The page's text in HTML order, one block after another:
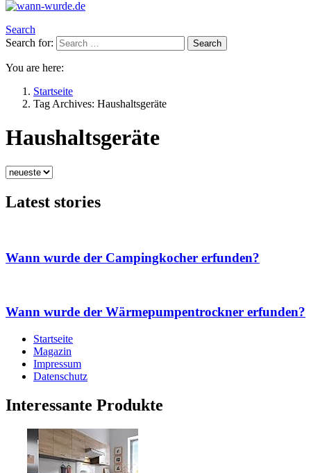
Search
Search for:
Search
You are here:
Startseite
Tag Archives: Haushaltsgeräte
Haushaltsgeräte
Latest stories
Wann wurde der Campingkocher erfunden?
Wann wurde der Wärmepumpentrockner erfunden?
Startseite
Magazin
Impressum
Datenschutz
Interessante Produkte